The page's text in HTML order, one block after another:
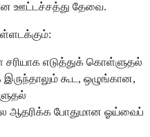
ஊட்டச்சத்து தேவை.
சரியாக எடுத்துக் கொள்ளுதல்
கூட, ஒழுங்கான,
ஆதரிக்க போதுமான ஓய்வைப்